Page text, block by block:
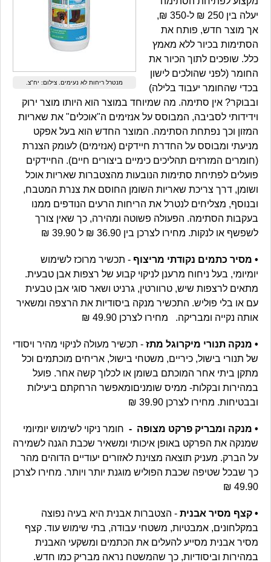
מנטרל ריחות לא נעימים. צילום: יח"צ.
יעלה בין 250 ₪ ל-350 ₪,
אך מוצר חדש, פותח את
הסתימות בכיור ללא מאמץ
כלל. שופכים לתוך הכיור את
החומר (לפני שהולכים לישון
בכדי שהחומר יעבוד בלילה)
ובבוקר? אין סתימה. מה שמיוחד במוצר הוא היותו מוצר ירוק
וידידותי לסביבה, המבוסס על אנזימים ה"אוכלים" את שאריות
המזון וכך נפתחת הסתימה. המוצר החדש הוא בעל אפקט
מניעתי ומבוסס על החדרת חיידקים (אנזימים) לעומק הצנרת
(חומרים המזרזים תהליכים כימיים ביצורים חיים). החיידקים
פועלים לפתיחת סתימות הנובעות מהצטברות שאריות אוכל
ושומן, דרך צריכת שאריות השומן החוסם את צנרת המטבח,
ובנוסף, מצליחים לנטרל את הריחות הרעים הנודפים ממנו
בעקבות הסתימה. הפעולה פשוטה ומהירה, כך שאין צורך
לשפשף או לנקות. מחירו לצרכן בין 36.90 ₪ ל 39.90 ₪
• מסיר כתמים נקודתי מריצוף - תכשיר מרוכז לשימוש
יומיומי, בעל ניחוח מרענן לניקוי קבוע של רצפות אבן טבעית.
מתאים לרצפות שיש, טרוורטין, גרניט ושאר סוגי אבן טבעית
עם או בלי פוליש. התכשיר מנקה ביסודיות את הרצפה ומשאיר
אותה נקייה ומבריקה. מחירו לצרכן 49.90 ₪
• מנקה תנורי מיקרוגל מתז - תכשיר מעולה לניקוי מהיר ויסודי
של תנורי בישול, כיריים, משטחי בישול, אריחים מוכתמים וכל
מתקן ביתי אחר המוכתם בשומן או לכלוך קשה אחר. פועל
במהירות ובקלות- ממיס שומניםומאפשר הרחקתם ביעילות
ובבטיחות. מחירו לצרכן 39.90 ₪
• מנקה ומבריק פרקט מצופה - חומר ניקוי לשימוש יומיומי
שמנקה את הפרקט באופן איכותי ומשאיר שכבת הגנה לשמירה
על הברק. מעניק תוצאה מצוינת לאזורים יעודיים הדוהים מהר
כך שבכל שטיפה שכבת הפוליש מוגנת יותר ויותר. מחירו לצרכן
49.90 ₪
• קצף מסיר אבנית - הצטברות אבנית היא בעיה נפוצה
במקלחונים, אמבטיות, משטחי עבודה, בתי שימוש עוד. קצף
מסיר אבנית מסייע להעלים את הכתמים ומשקעי האבנית
במהירות וביסודיות, כך שהמשטח נראה מבריק כמו חדש.